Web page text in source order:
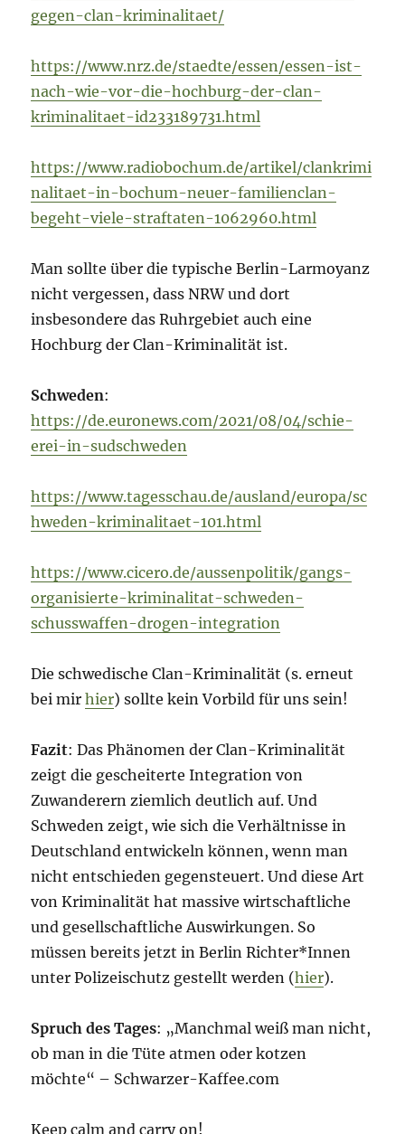
gegen-clan-kriminalitaet/
https://www.nrz.de/staedte/essen/essen-ist-
nach-wie-vor-die-hochburg-der-clan-
kriminalitaet-id233189731.html
https://www.radiobochum.de/artikel/clankrimi
nalitaet-in-bochum-neuer-familienclan-
begeht-viele-straftaten-1062960.html
Man sollte über die typische Berlin-Larmoyanz
nicht vergessen, dass NRW und dort
insbesondere das Ruhrgebiet auch eine
Hochburg der Clan-Kriminalität ist.
Schweden:
https://de.euronews.com/2021/08/04/schie-
erei-in-sudschweden
https://www.tagesschau.de/ausland/europa/sc
hweden-kriminalitaet-101.html
https://www.cicero.de/aussenpolitik/gangs-
organisierte-kriminalitat-schweden-
schusswaffen-drogen-integration
Die schwedische Clan-Kriminalität (s. erneut
bei mirhier) sollte kein Vorbild für uns sein!
Fazit: Das Phänomen der Clan-Kriminalität
zeigt die gescheiterte Integration von
Zuwanderern ziemlich deutlich auf. Und
Schweden zeigt, wie sich die Verhältnisse in
Deutschland entwickeln können, wenn man
nicht entschieden gegensteuert. Und diese Art
von Kriminalität hat massive wirtschaftliche
und gesellschaftliche Auswirkungen. So
müssen bereits jetzt in Berlin Richter*Innen
unter Polizeischutz gestellt werden (hier).
Spruch des Tages: „Manchmal weiß man nicht,
ob man in die Tüte atmen oder kotzen
möchte“ – Schwarzer-Kaffee.com
Keep calm and carry on!